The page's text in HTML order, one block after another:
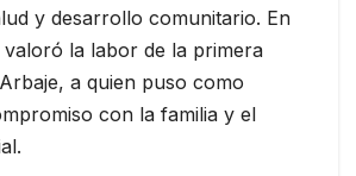
y desarrollo comunitario. En
la labor de la primera
a quien puso como
con la familia y el